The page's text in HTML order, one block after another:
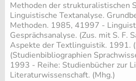
Methoden der strukturalistischen
Linguistische Textanalyse.
Methoden. 1985, 41997 -
Gesprächsanalyse. (Zus. mit S. F.
Aspekte der Textlinguistik. 1991.
(Studienbibliographien
1993 - Reihe: Studienbücher zur
Literaturwissenschaft. (Mhg.)